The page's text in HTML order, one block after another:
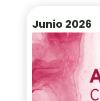
Junio 2026